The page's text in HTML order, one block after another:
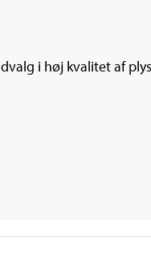
i høj kvalitet af